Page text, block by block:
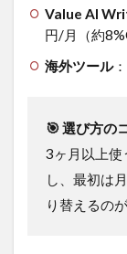
う！
Value AI
円/月（約
海外ツール
🎯 選び方の
3ヶ月以上使
し、最初は
り替えるの